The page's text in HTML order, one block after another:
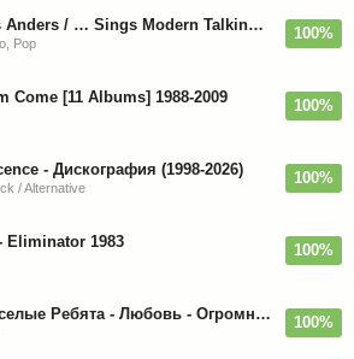
Thomas Anders / … Sings Modern Talking: The Best hi-res
Pop
100%
Come [11 Albums] 1988-2009 100%
- Дискография (1998-2026)
/ Alternative
100%
Eliminator 1983 100%
ВИА Веселые Ребята - Любовь - Огромная Страна - 1974/2026 100%